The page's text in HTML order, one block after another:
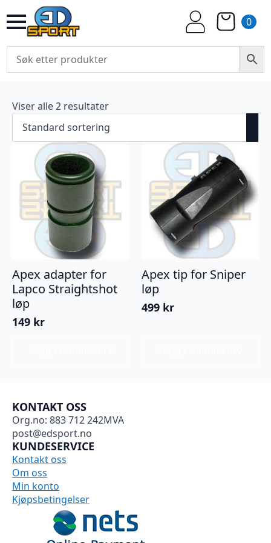
0
Viser alle 2 resultater
Apex adapter for
Lapco Straightshot
løp
149 kr
Apex tip for Sniper
løp
499 kr
KONTAKT OSS
Org.no: 883 712 242MVA
post@edsport.no
KUNDESERVICE
Kontakt oss
Om oss
Min konto
Kjøpsbetingelser